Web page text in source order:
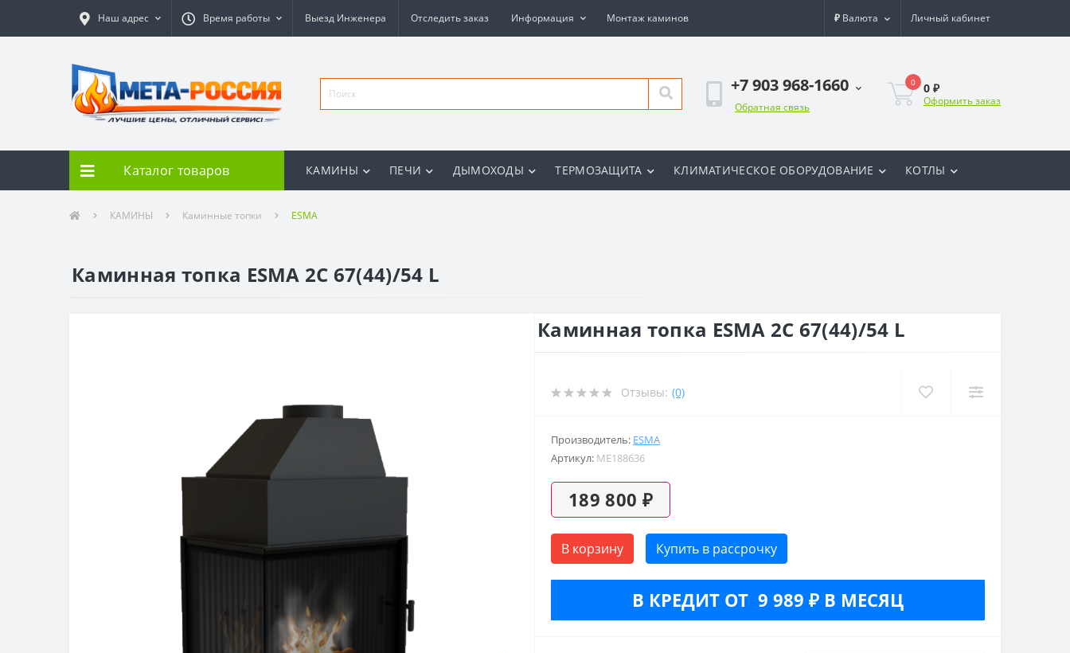
Наш адрес Время работы Выезд Инженера Отследить заказ Информация Монтаж каминов ₽ Валюта Личный кабинет
+7 903 968-1660
Обратная связь
0 0 ₽
Оформить заказ
Каталог товаров КАМИНЫ ПЕЧИ ДЫМОХОДЫ ТЕРМОЗАЩИТА КЛИМАТИЧЕСКОЕ ОБОРУДОВАНИЕ КОТЛЫ
КАМИНЫ Каминные топки ESMA
Каминная топка ESMA 2С 67(44)/54 L
Каминная топка ESMA 2С 67(44)/54 L
Отзывы: (0)
Производитель: ESMA
Артикул: ME188636
189 800 ₽
В корзину Купить в рассрочку
В КРЕДИТ ОТ 9 989 ₽ В МЕСЯЦ